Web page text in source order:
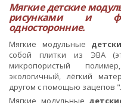
Мягкие детские
рисунками и
односторонние.
Мягкие модульные
собой плитки из ЭВА
микропористый
экологичный, лёгкий
другом с помощью зацепов
Мягкие модульные